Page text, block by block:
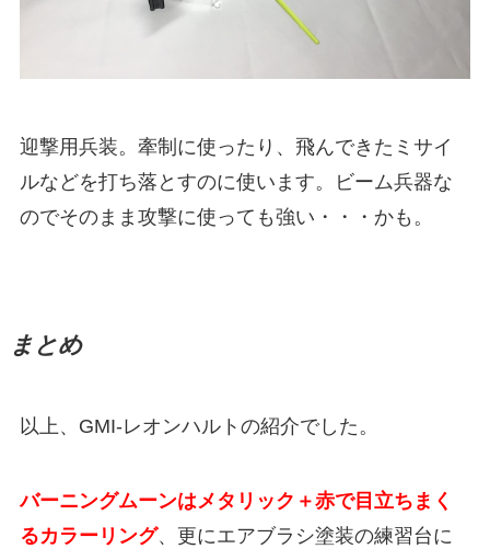
迎撃用兵装。牽制に使ったり、飛んできたミサイ
ルなどを打ち落とすのに使います。ビーム兵器な
のでそのまま攻撃に使っても強い・・・かも。
まとめ
以上、GMI-レオンハルトの紹介でした。
バーニングムーンはメタリック＋赤で目立ちまく
るカラーリング、更にエアブラシ塗装の練習台に